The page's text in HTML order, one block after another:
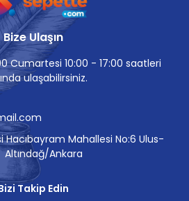
Bize Ulaşın
Cumartesi 10:00 - 17:00 saatleri
ulaşabilirsiniz.
Mahallesi No:6 Ulus-
Altındağ/Ankara
Takip Edin